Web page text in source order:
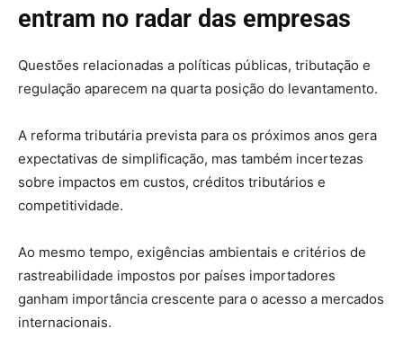
entram no radar das empresas
Questões relacionadas a políticas públicas, tributação e
regulação aparecem na quarta posição do levantamento.
A reforma tributária prevista para os próximos anos gera
expectativas de simplificação, mas também incertezas
sobre impactos em custos, créditos tributários e
competitividade.
Ao mesmo tempo, exigências ambientais e critérios de
rastreabilidade impostos por países importadores
ganham importância crescente para o acesso a mercados
internacionais.